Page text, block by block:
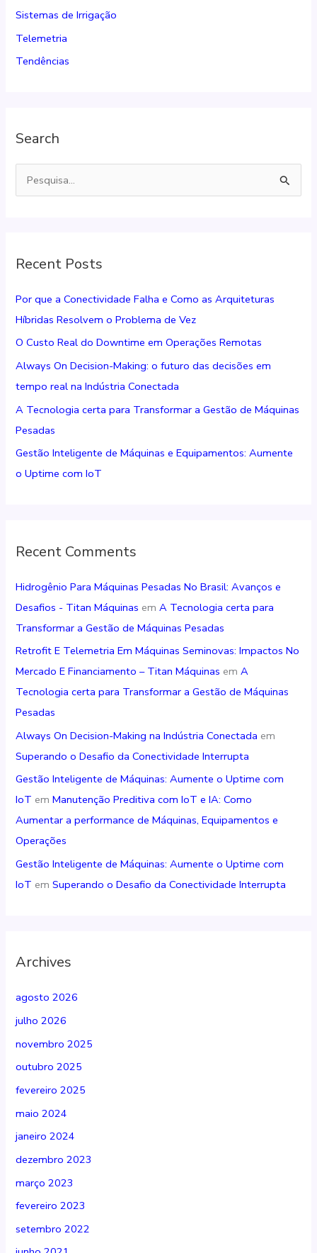
Sistemas de Irrigação
Telemetria
Tendências
Search
u
s
a
r
p
o
r
:
Recent Posts
Por que a Conectividade Falha e Como as Arquiteturas
Híbridas Resolvem o Problema de Vez
O Custo Real do Downtime em Operações Remotas
Always On Decision-Making: o futuro das decisões em
tempo real na Indústria Conectada
A Tecnologia certa para Transformar a Gestão de Máquinas
Pesadas
Gestão Inteligente de Máquinas e Equipamentos: Aumente
o Uptime com IoT
Recent Comments
Hidrogênio Para Máquinas Pesadas No Brasil: Avanços e
Desafios - Titan Máquinas emA Tecnologia certa para
Transformar a Gestão de Máquinas Pesadas
Retrofit E Telemetria Em Máquinas Seminovas: Impactos No
Mercado E Financiamento – Titan Máquinas emA
Tecnologia certa para Transformar a Gestão de Máquinas
Pesadas
Always On Decision-Making na Indústria Conectada em
Superando o Desafio da Conectividade Interrupta
Gestão Inteligente de Máquinas: Aumente o Uptime com
IoT emManutenção Preditiva com IoT e IA: Como
Aumentar a performance de Máquinas, Equipamentos e
Operações
Gestão Inteligente de Máquinas: Aumente o Uptime com
IoT emSuperando o Desafio da Conectividade Interrupta
Archives
agosto 2026
julho 2026
novembro 2025
outubro 2025
fevereiro 2025
maio 2024
janeiro 2024
dezembro 2023
março 2023
fevereiro 2023
setembro 2022